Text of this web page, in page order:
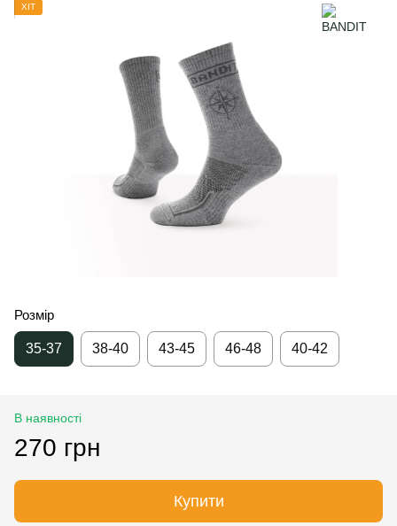
ХІТ
Розмір
35-37 38-40 43-45 46-48 40-42
В наявності
270 грн
Купити